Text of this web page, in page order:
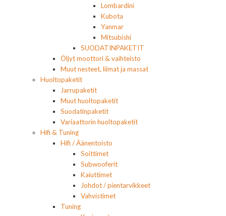
Lombardini
Kubota
Yanmar
Mitsubishi
SUODATINPAKETIT
Öljyt moottori & vaihteisto
Muut nesteet, liimat ja massat
Huoltopaketit
Jarrupaketit
Muut huoltopaketit
Suodatinpaketit
Variaattorin huoltopaketit
Hifi & Tuning
Hifi / Äänentoisto
Soittimet
Subwooferit
Kaiuttimet
Johdot / pientarvikkeet
Vahvistimet
Tuning